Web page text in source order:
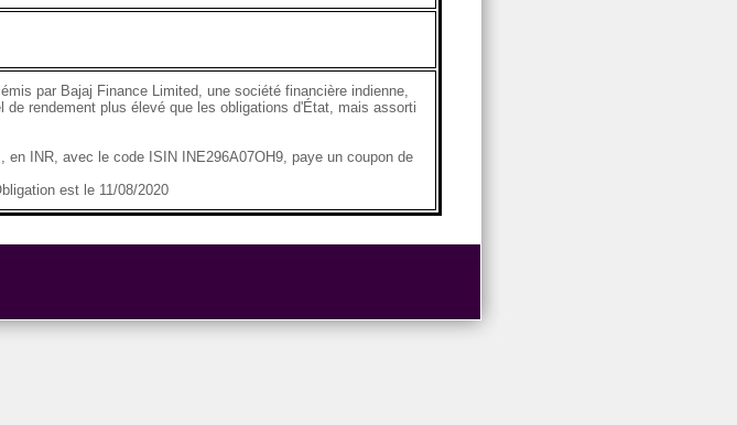
par Bajaj Finance Limited, une société financière indienne,
rendement plus élevé que les obligations d'État, mais assorti
INR, avec le code ISIN INE296A07OH9, paye un coupon de
est le 11/08/2020